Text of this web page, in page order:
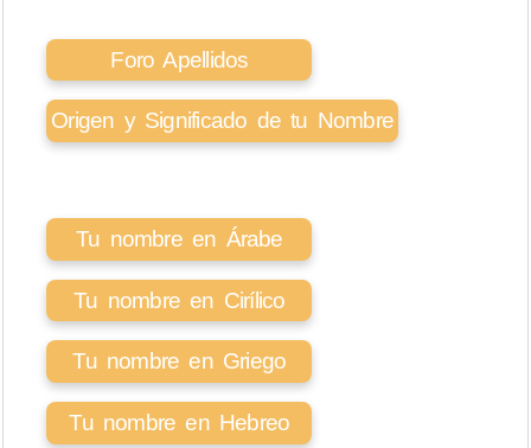
Foro Apellidos
Origen y Significado de tu Nombre
Tu nombre en Árabe
Tu nombre en Cirílico
Tu nombre en Griego
Tu nombre en Hebreo